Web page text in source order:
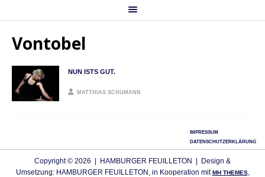
Vontobel
NUN ISTS GUT.
MATTHIAS SCHUMANN
IMPRESSUM
DATENSCHUTZERKLÄRUNG
Copyright © 2026 | HAMBURGER FEUILLETON | Design &
Umsetzung: HAMBURGER FEUILLETON, in Kooperation mitMH THEMES,